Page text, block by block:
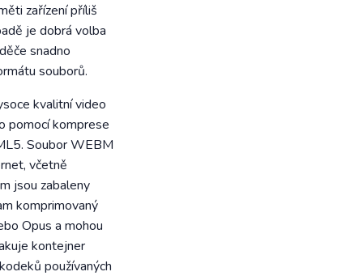
zařízení příliš
je dobrá volba
snadno
souborů.
kvalitní video
pomocí komprese
Soubor WEBM
včetně
jsou zabaleny
komprimovaný
Opus a mohou
kontejner
používaných